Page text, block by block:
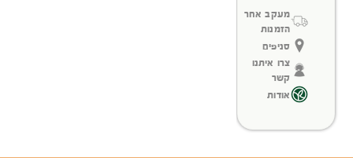
מעקב אחר
הזמנות
סניפים
צרו איתנו
קשר
אודות